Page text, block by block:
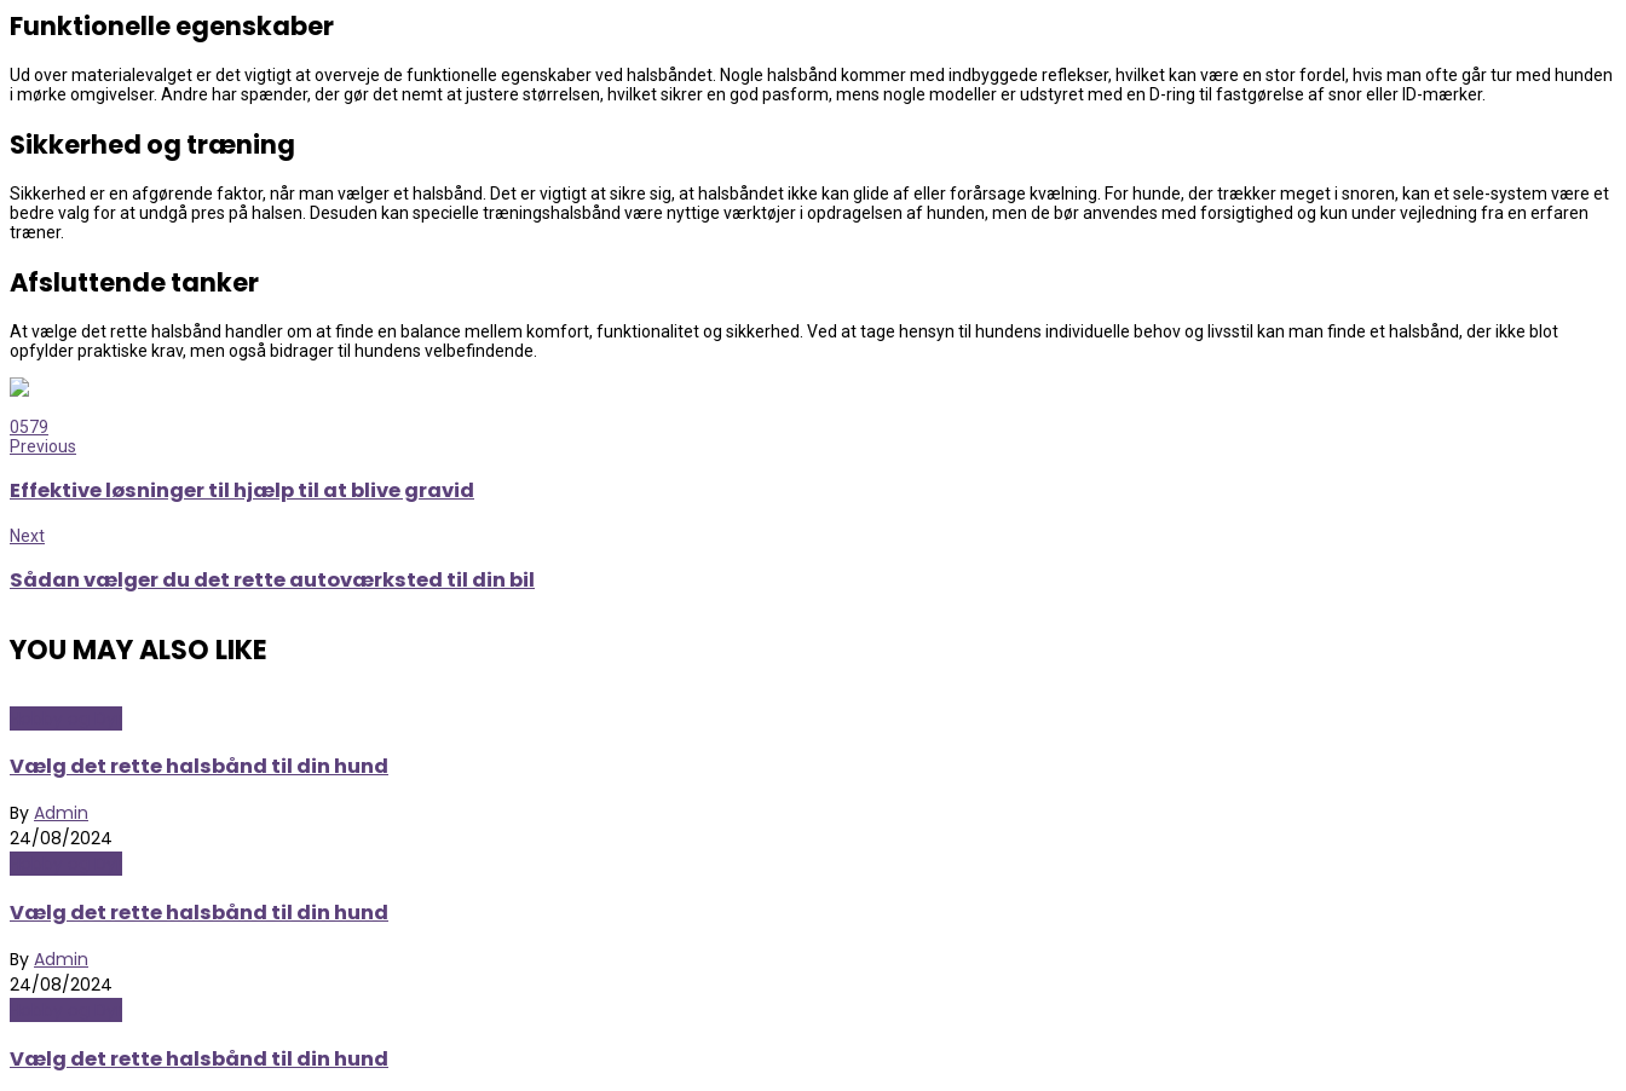
Funktionelle egenskaber
Ud over materialevalget er det vigtigt at overveje de funktionelle egenskaber ved halsbåndet. Nogle halsbånd kommer med indbyggede reflekser, hvilket kan være en stor fordel, hvis man ofte går tur med hunden
i mørke omgivelser. Andre har spænder, der gør det nemt at justere størrelsen, hvilket sikrer en god pasform, mens nogle modeller er udstyret med en D-ring til fastgørelse af snor eller ID-mærker.
Sikkerhed og træning
Sikkerhed er en afgørende faktor, når man vælger et halsbånd. Det er vigtigt at sikre sig, at halsbåndet ikke kan glide af eller forårsage kvælning. For hunde, der trækker meget i snoren, kan et sele-system være et
bedre valg for at undgå pres på halsen. Desuden kan specielle træningshalsbånd være nyttige værktøjer i opdragelsen af hunden, men de bør anvendes med forsigtighed og kun under vejledning fra en erfaren
træner.
Afsluttende tanker
At vælge det rette halsbånd handler om at finde en balance mellem komfort, funktionalitet og sikkerhed. Ved at tage hensyn til hundens individuelle behov og livsstil kan man finde et halsbånd, der ikke blot
opfylder praktiske krav, men også bidrager til hundens velbefindende.
0579
Previous
Effektive løsninger til hjælp til at blive gravid
Next
Sådan vælger du det rette autoværksted til din bil
YOU MAY ALSO LIKE
Vælg det rette halsbånd til din hund
By Admin
24/08/2024
Vælg det rette halsbånd til din hund
By Admin
24/08/2024
Vælg det rette halsbånd til din hund